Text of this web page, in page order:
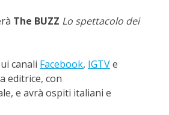
The BUZZ Lo spettacolo dei
canali Facebook, IGTVe
editrice, con
e avrà ospiti italiani e